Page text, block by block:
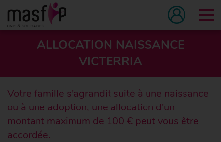
ALLOCATION NAISSANCE
VICTERRIA
Votre famille s'agrandit suite à une naissance
ou à une adoption, une allocation d'un
montant maximum de 100 € peut vous être
accordée.